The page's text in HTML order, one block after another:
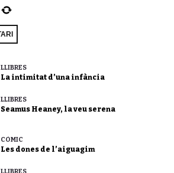
LLIBRES
La intimitat d’una infància
LLIBRES
Seamus Heaney, la veu serena
CÒMIC
Les dones de l’aiguagim
LLIBRES